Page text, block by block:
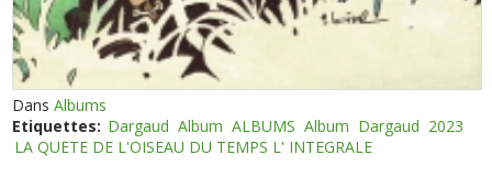
DansAlbums
Etiquettes: Dargaud Album ALBUMS Album Dargaud 2023
LA QUETE DE L'OISEAU DU TEMPS L' INTEGRALE